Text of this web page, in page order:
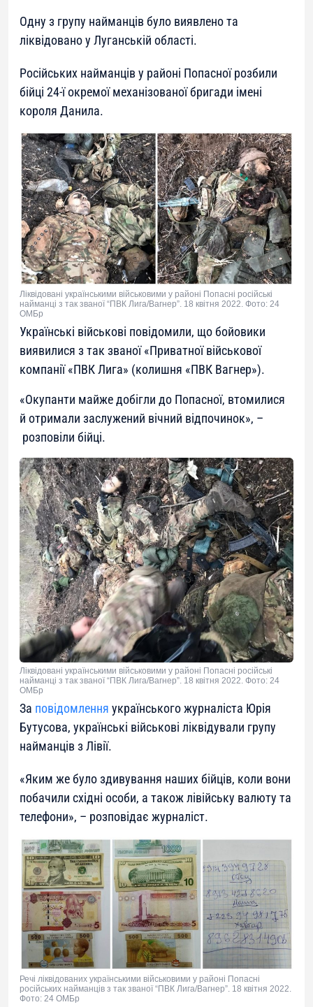
Одну з групу найманців було виявлено та
ліквідовано у Луганській області.
Російських найманців у районі Попасної розбили
бійці 24-ї окремої механізованої бригади імені
короля Данила.
Ліквідовані українськими військовими у районі Попасні російські
найманці з так званої “ПВК Лига/Вагнер”. 18 квітня 2022. Фото: 24
ОМБр
Українські військові повідомили, що бойовики
виявилися з так званої «Приватної військової
компанії «ПВК Лига» (колишня «ПВК Вагнер»).
«Окупанти майже добігли до Попасної, втомилися
й отримали заслужений вічний відпочинок», –
розповіли бійці.
Ліквідовані українськими військовими у районі Попасні російські
найманці з так званої “ПВК Лига/Вагнер”. 18 квітня 2022. Фото: 24
ОМБр
За повідомлення українського журналіста Юрія
Бутусова, українські військові ліквідували групу
найманців з Лівії.
«Яким же було здивування наших бійців, коли вони
побачили східні особи, а також лівійську валюту та
телефони», – розповідає журналіст.
Речі ліквідованих українськими військовими у районі Попасні
російських найманців з так званої “ПВК Лига/Вагнер”. 18 квітня 2022.
Фото: 24 ОМБр